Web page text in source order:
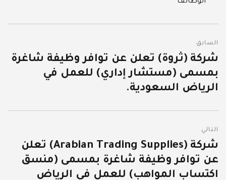
المقالات
السابق
المقالة
السابقة:
شركة (ثروة) تعلن عن توافر وظيفة شاغرة
بمسمى (مستشار إداري) للعمل في
الرياض السعودية.
التالي
المقالة
التالية:
شركة (Arabian Trading Supplies) تعلن
عن توافر وظيفة شاغرة بمسمى (منسق
اكتساب المواهب) للعمل في الرياض